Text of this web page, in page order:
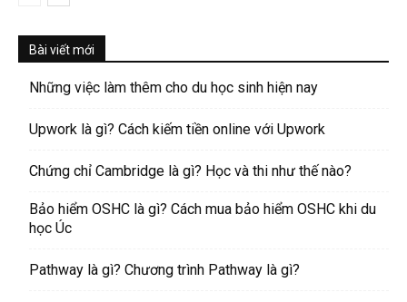
Bài viết mới
Những việc làm thêm cho du học sinh hiện nay
Upwork là gì? Cách kiếm tiền online với Upwork
Chứng chỉ Cambridge là gì? Học và thi như thế nào?
Bảo hiểm OSHC là gì? Cách mua bảo hiểm OSHC khi du
học Úc
Pathway là gì? Chương trình Pathway là gì?